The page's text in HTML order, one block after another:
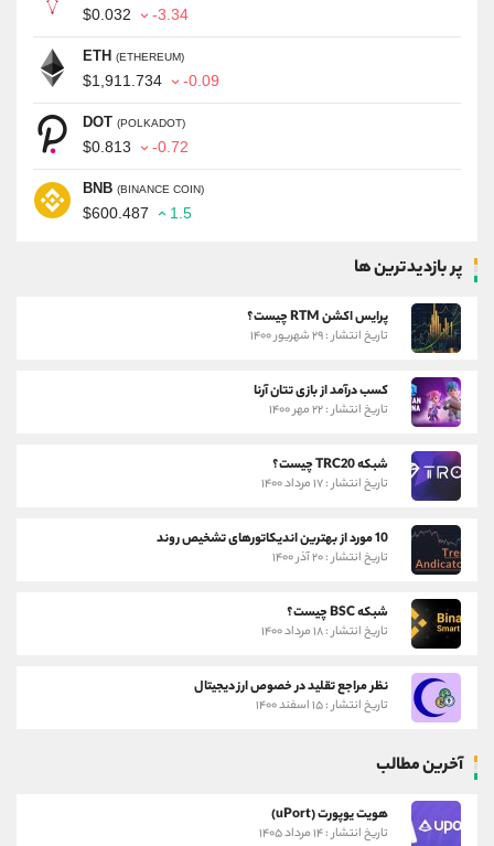
$0.032 -3.34
ETH (ETHEREUM)
$1,911.734 -0.09
DOT (POLKADOT)
$0.813 -0.72
BNB (BINANCE COIN)
$600.487 1.5
پر بازدیدترین ها
پرایس اکشن RTM چیست؟
تاریخ انتشار : ۲۹ شهریور ۱۴۰۰
کسب درآمد از بازی تتان آرنا
تاریخ انتشار : ۲۲ مهر ۱۴۰۰
شبکه TRC20 چیست؟
تاریخ انتشار : ۱۷ مرداد ۱۴۰۰
10 مورد از بهترین اندیکاتورهای تشخیص روند
تاریخ انتشار : ۲۰ آذر ۱۴۰۰
شبکه BSC چیست؟
تاریخ انتشار : ۱۸ مرداد ۱۴۰۰
نظر مراجع تقلید در خصوص ارز دیجیتال
تاریخ انتشار : ۱۵ اسفند ۱۴۰۰
آخرین مطالب
هویت یوپورت (uPort)
تاریخ انتشار : ۱۴ مرداد ۱۴۰۵